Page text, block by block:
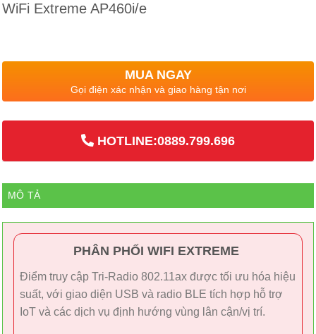
WiFi Extreme AP460i/e
MUA NGAY
Gọi điện xác nhận và giao hàng tận nơi
HOTLINE:0889.799.696
MÔ TẢ
PHÂN PHỐI WIFI EXTREME
Điểm truy cập Tri-Radio 802.11ax được tối ưu hóa hiệu
suất, với giao diện USB và radio BLE tích hợp hỗ trợ
IoT và các dịch vụ định hướng vùng lân cận/vị trí.